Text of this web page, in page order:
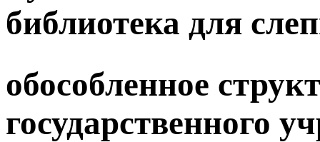
библиотека для
обособленное
государственного